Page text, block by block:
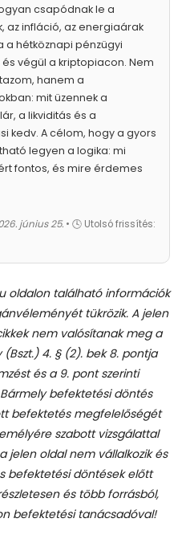
csapódnak le a
az infláció, az energiaárak
a hétköznapi pénzügyi
végül a kriptopiacon. Nem
hanem a
mit üzennek a
a likviditás és a
kedv. A célom, hogy a gyors
legyen a logika: mi
fontos, és mire érdemes
június 25. • 🕓 Utolsó frissítés:
oldalon található információk
tükrözik. A jelen
nem valósítanak meg a
(Bszt.) 4. § (2). bek 8. pontja
és a 9. pont szerinti
Bármely befektetési döntés
befektetés megfelelőségét
szabott vizsgálattal
jelen oldal nem vállalkozik és
befektetési döntések előtt
és több forrásból,
befektetési tanácsadóval!